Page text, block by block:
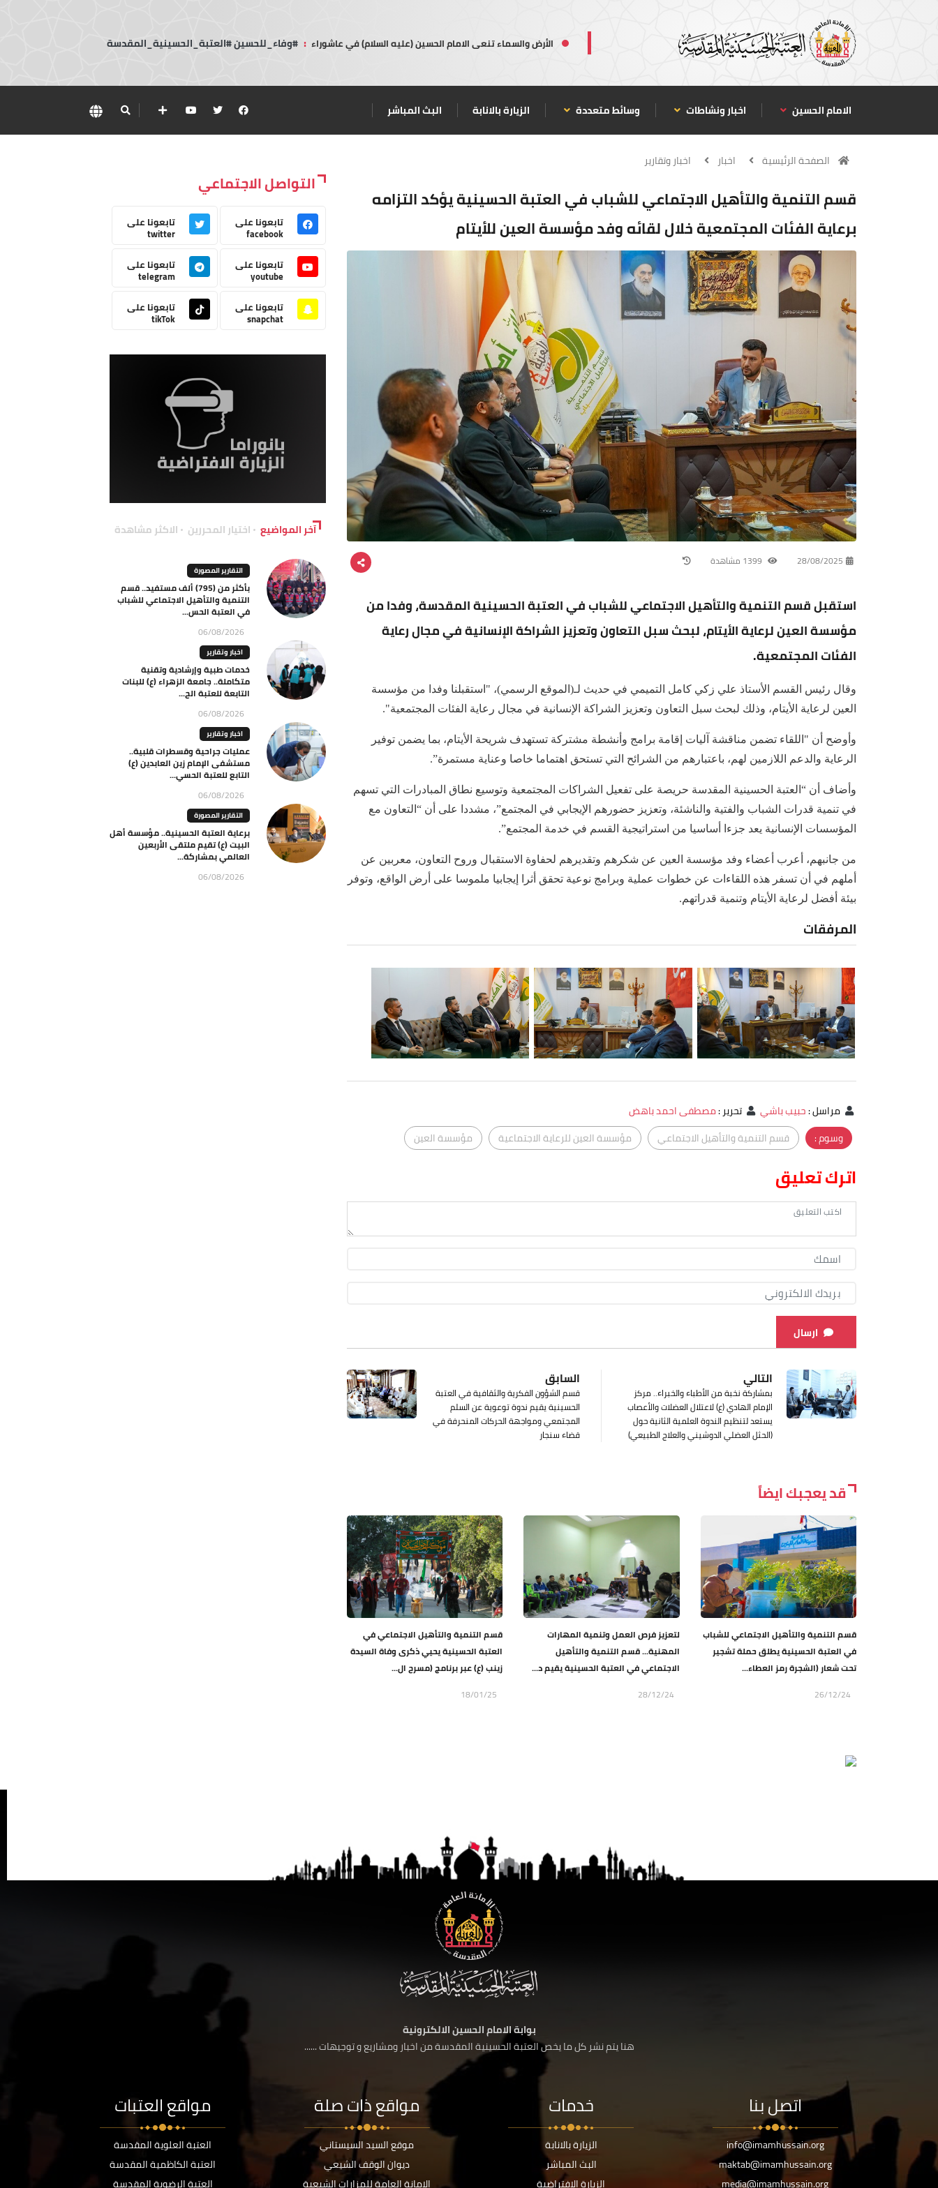
الأرض والسماء تنعى الامام الحسين (عليه السلام) في عاشوراء : #وفاء_للحسين #العتبة_الحسينية_المقدسة
الامام الحسين اخبار ونشاطات وسائط متعددة الزيارة بالانابة البث المباشر
الصفحة الرئيسية اخبار اخبار وتقارير
قسم التنمية والتأهيل الاجتماعي للشباب في العتبة الحسينية يؤكد التزامه
برعاية الفئات المجتمعية خلال لقائه وفد مؤسسة العين للأيتام
28/08/2025
استقبل قسم التنمية والتأهيل الاجتماعي للشباب في العتبة الحسينية المقدسة، وفدا من
مؤسسة العين لرعاية الأيتام، لبحث سبل التعاون وتعزيز الشراكة الإنسانية في مجال رعاية
الفئات المجتمعية.
وقال رئيس القسم الأستاذ علي زكي كامل التميمي في حديث لـ(الموقع الرسمي)، "استقبلنا وفدا من مؤسسة
العين لرعاية الأيتام، وذلك لبحث سبل التعاون وتعزيز الشراكة الإنسانية في مجال رعاية الفئات المجتمعية".
وأوضح أن "اللقاء تضمن مناقشة آليات إقامة برامج وأنشطة مشتركة تستهدف شريحة الأيتام، بما يضمن توفير
الرعاية والدعم اللازمين لهم، باعتبارهم من الشرائح التي تستحق اهتماما خاصا وعناية مستمرة”.
وأضاف أن “العتبة الحسينية المقدسة حريصة على تفعيل الشراكات المجتمعية وتوسيع نطاق المبادرات التي تسهم
في تنمية قدرات الشباب والفتية والناشئة، وتعزيز حضورهم الإيجابي في المجتمع”، مشددا على أن “التعاون مع
المؤسسات الإنسانية يعد جزءا أساسيا من استراتيجية القسم في خدمة المجتمع”.
من جانبهم، أعرب أعضاء وفد مؤسسة العين عن شكرهم وتقديرهم لحفاوة الاستقبال وروح التعاون، معربين عن
أملهم في أن تسفر هذه اللقاءات عن خطوات عملية وبرامج نوعية تحقق أثرا إيجابيا ملموسا على أرض الواقع، وتوفر
بيئة أفضل لرعاية الأيتام وتنمية قدراتهم.
المرفقات
مراسل:حبيب باشي تحرير:مصطفى احمد باهض
وسوم :
قسم التنمية والتأهيل الاجتماعي مؤسسة العين للرعاية الاجتماعية مؤسسة العين
اترك تعليق
ارسال
السابق
قسم الشؤون الفكرية والثقافية في العتبة
الحسينية يقيم ندوة توعوية عن السلم
المجتمعي ومواجهة الحركات المنحرفة في
قضاء سنجار
التالي
بمشاركة نخبة من الأطباء والخبراء.. مركز
الإمام الهادي (ع) لاعتلال العضلات والأعصاب
يستعد لتنظيم الندوة العلمية الثانية حول
(الحثل العضلي الدوشيني والعلاج الطبيعي)
قد يعجبك ايضاً
قسم التنمية والتأهيل الاجتماعي للشباب
في العتبة الحسينية يطلق حملة تشجير
تحت شعار (الشجرة رمز العطاء...
26/12/24
لتعزيز فرص العمل وتنمية المهارات
المهنية... قسم التنمية والتأهيل
الاجتماعي في العتبة الحسينية يقيم د...
28/12/24
قسم التنمية والتأهيل الاجتماعي في
العتبة الحسينية يحيي ذكرى وفاة السيدة
زينب (ع) عبر برنامج (مسرح ال...
18/01/25
التواصل الاجتماعي
تابعونا على
facebook
تابعونا على
twitter
تابعونا على
youtube
تابعونا على
telegram
تابعونا على
snapchat
تابعونا على
tikTok
آخر المواضيع اختيار المحررين الاكثر مشاهدة
التقارير المصورة
بأكثر من (795) ألف مستفيد.. قسم
التنمية والتأهيل الاجتماعي للشباب
في العتبة الحس...
06/08/2026
اخبار وتقارير
خدمات طبية وإرشادية وتقنية
متكاملة.. جامعة الزهراء (ع) للبنات
التابعة للعتبة الح...
06/08/2026
اخبار وتقارير
عمليات جراحية وقسطرات قلبية..
مستشفى الإمام زين العابدين (ع)
التابع للعتبة الحسي...
06/08/2026
التقارير المصورة
برعاية العتبة الحسينية.. مؤسسة أهل
البيت (ع) تقيم ملتقى الأربعين
العالمي بمشاركة...
06/08/2026
بوابة الامام الحسين الالكترونية
هنا يتم نشر كل ما يخص العتبة الحسينية المقدسة من اخبار ومشاريع و توجيهات ......
اتصل بنا
info@imamhussain.org
maktab@imamhussain.org
media@imamhussain.org
خدمات
الزيارة بالانابة
البث المباشر
الزيارة الافتراضية
مواقع ذات صلة
موقع السيد السيستاني
ديوان الوقف الشيعي
الامانة العامة للمزارات الشيعية
مواقع العتبات
العتبة العلوية المقدسة
العتبة الكاظمية المقدسة
العتبة الرضوية المقدسة